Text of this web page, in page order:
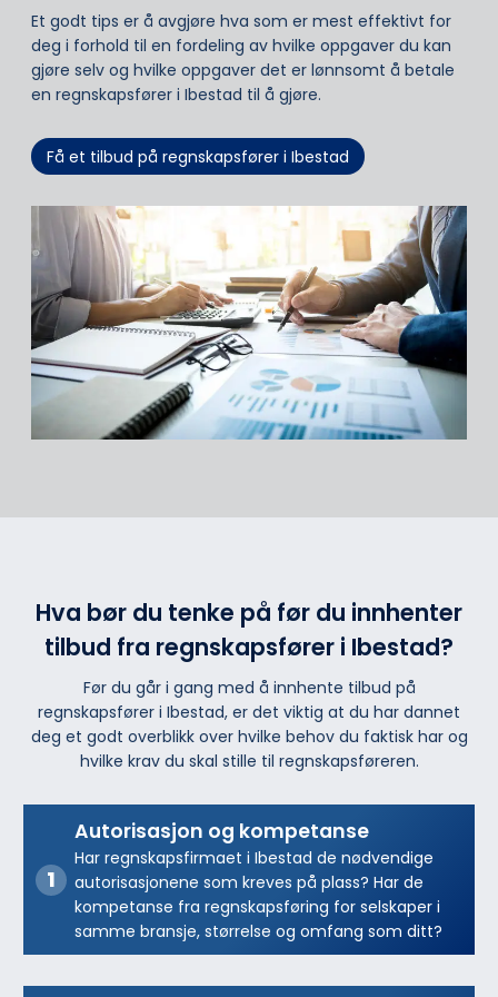
Et godt tips er å avgjøre hva som er mest effektivt for
deg i forhold til en fordeling av hvilke oppgaver du kan
gjøre selv og hvilke oppgaver det er lønnsomt å betale
en regnskapsfører i Ibestad til å gjøre.
Få et tilbud på regnskapsfører i Ibestad
Hva bør du tenke på før du innhenter
tilbud fra regnskapsfører i Ibestad?
Før du går i gang med å innhente tilbud på
regnskapsfører i Ibestad, er det viktig at du har dannet
deg et godt overblikk over hvilke behov du faktisk har og
hvilke krav du skal stille til regnskapsføreren.
Autorisasjon og kompetanse
Har regnskapsfirmaet i Ibestad de nødvendige
autorisasjonene som kreves på plass? Har de
kompetanse fra regnskapsføring for selskaper i
samme bransje, størrelse og omfang som ditt?